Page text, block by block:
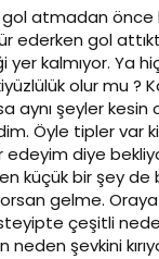
gol atmadan önce
ederken gol
kalmıyor. Ya
olur mu ?
aynı şeyler kesin
Öyle tipler var ki
edeyim diye
küçük bir şey de
gelme.
çeşitli
şevkini